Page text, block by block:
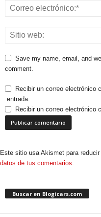
Save my name, email, and
comment.
Recibir un correo electrónico
entrada.
Recibir un correo electrónico
Este sitio usa Akismet para
datos de tus comentarios.
Buscar en Blogicars.com